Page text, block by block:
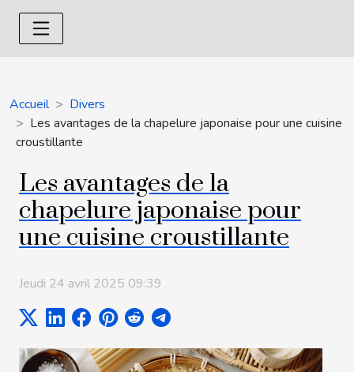
Accueil
Divers
Les avantages de la chapelure japonaise pour une cuisine
croustillante
Les avantages de la
chapelure japonaise pour
une cuisine croustillante
Jeudi 24 avril 2025 09:39